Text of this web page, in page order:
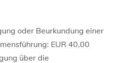
oder Beurkundung einer
EUR 40,00
über die